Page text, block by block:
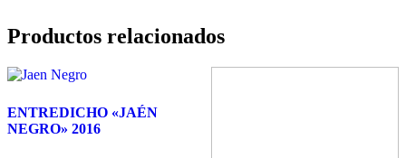
Productos relacionados
ENTREDICHO «JAÉN
NEGRO» 2016